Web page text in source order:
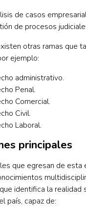
de casos
de procesos
otras ramas que
ejemplo:
administrativo.
Penal.
Comercial.
Civil.
Laboral.
principales
que egresan de esta
identifica la realidad
país, capaz de: